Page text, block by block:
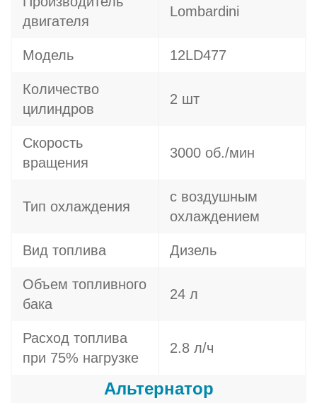
двигателя
Lombardini
Модель 12LD477
Количество
цилиндров
2 шт
Скорость
вращения
3000 об./мин
Тип охлаждения
с воздушным
охлаждением
Вид топлива Дизель
Объем топливного
бака
24 л
Расход топлива
при 75% нагрузке
2.8 л/ч
Альтернатор